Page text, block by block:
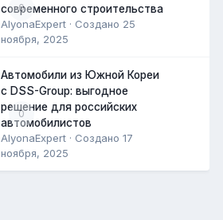
0
современного строительства
AlyonaExpert · Создано 25
ноября, 2025
0
Автомобили из Южной Кореи
с DSS-Group: выгодное
решение для российских
автомобилистов
AlyonaExpert · Создано 17
ноября, 2025